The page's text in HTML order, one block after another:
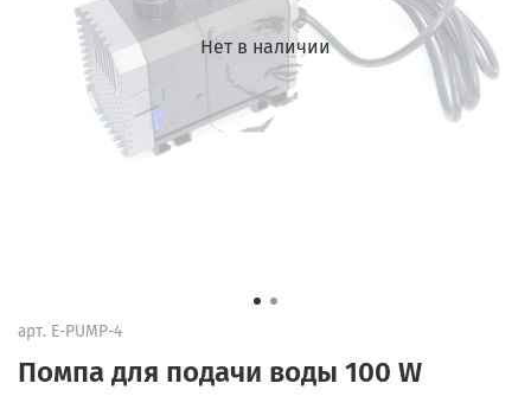
Нет в наличии
арт. E-PUMP-4
Помпа для подачи воды 100 W